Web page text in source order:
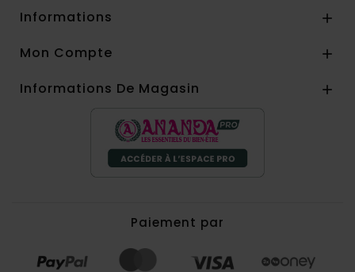
Informations 
Mon Compte 
Informations De Magasin 
Paiement par